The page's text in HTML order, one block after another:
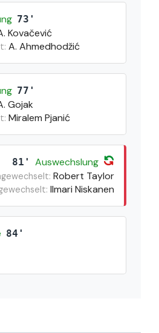
73'
Kovačević
A. Ahmedhodžić
77'
Gojak
Miralem Pjanić
81' Auswechslung
Robert Taylor
Ilmari Niskanen
84'